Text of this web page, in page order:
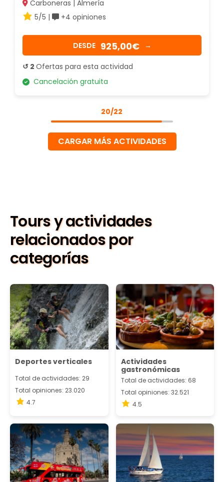
Carboneras | Almería
5/5 |
+4 opiniones
DESDE 925,00€ →
↺ 2 Ofertas para esta actividad
Cancelación gratuita
20/22
CARGAR MÁS ACTIVIDADES
Tours y actividades
relacionados por
categorías
Deportes verticales
Total de actividades: 29
Total opiniones: 23.020
4.7
Actividades
gastronómicas
Total de actividades: 68
Total opiniones: 32.521
4.5